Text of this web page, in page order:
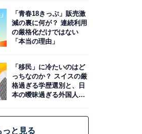
「青春18きっぷ」販売激
減の裏に何が？ 連続利用
の厳格化だけではない
「本当の理由」
「移民」に冷たいのはど
っちなのか？ スイスの厳
格過ぎる学歴選別と、日
本の曖昧過ぎる外国人政
っと見る